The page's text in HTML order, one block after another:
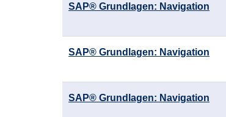
SAP® Grundlagen: Navigation
SAP® Grundlagen: Navigation
SAP® Grundlagen: Navigation